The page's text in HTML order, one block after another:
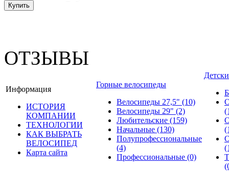
ОТЗЫВЫ
Информация
ИСТОРИЯ
КОМПАНИИ
ТЕХНОЛОГИИ
КАК ВЫБРАТЬ
ВЕЛОСИПЕД
Карта сайта
Горные велосипеды
Велосипеды 27,5" (10)
Велосипеды 29" (2)
Любительские (159)
Начальные (130)
Полупрофессиональные
(4)
Профессиональные (0)